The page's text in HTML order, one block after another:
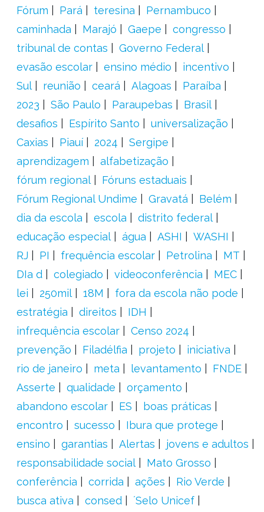
Fórum Pará teresina
Pernambuco
caminhada
Marajó Gaepe
congresso
tribunal de contas
Governo Federal
evasão escolar
ensino médio
incentivo
Sul
reunião ceará Alagoas
Paraíba
2023
São Paulo Paraupebas
Brasil
desafios
Espírito Santo
universalização
Caxias
Piauí 2024
Sergipe
aprendizagem
alfabetização
fórum regional
Fóruns estaduais
Fórum Regional Undime
Gravatá
Belém
dia da escola
escola
distrito federal
educação especial
água ASHI
WASHI
RJ
PI frequência escolar Petrolina
MT
DIa d
colegiado videoconferência
MEC
lei
250mil 18M
fora da escola não pode
estratégia
direitos
IDH
infrequência escolar
Censo 2024
prevenção
Filadélfia projeto
iniciativa
rio de janeiro
meta levantamento
FNDE
Asserte
qualidade
orçamento
abandono escolar
ES
boas práticas
encontro
sucesso
Ibura que protege
ensino
garantias Alertas
jovens e adultos
responsabilidade social
Mato Grosso
conferência
corrida ações
Rio Verde
busca ativa
consed
´Selo Unicef